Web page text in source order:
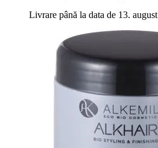
Livrare până la data de 13. august